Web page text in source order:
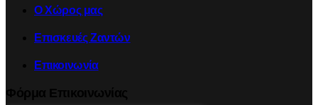
Ο Χώρος μας
Επισκευές Ζαντών
Επικοινωνία